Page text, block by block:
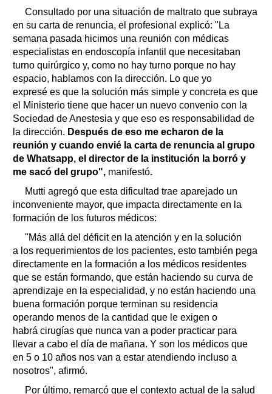
Consultado por una situación de maltrato que subraya
en su carta de renuncia, el profesional explicó: "La
semana pasada hicimos una reunión con médicas
especialistas en endoscopía infantil que necesitaban
turno quirúrgico y, como no hay turno porque no hay
espacio, hablamos con la dirección. Lo que yo
expresé es que la solución más simple y concreta es que
el Ministerio tiene que hacer un nuevo convenio con la
Sociedad de Anestesia y que eso es responsabilidad de
la dirección. Después de eso me echaron de la
reunión y cuando envié la carta de renuncia al grupo
de Whatsapp, el director de la institución la borró y
me sacó del grupo", manifestó.
Mutti agregó que esta dificultad trae aparejado un
inconveniente mayor, que impacta directamente en la
formación de los futuros médicos:
"Más allá del déficit en la atención y en la solución
a los requerimientos de los pacientes, esto también pega
directamente en la formación a los médicos residentes
que se están formando, que están haciendo su curva de
aprendizaje en la especialidad, y no están haciendo una
buena formación porque terminan su residencia
operando menos de la cantidad que le exigen o
habrá cirugías que nunca van a poder practicar para
llevar a cabo el día de mañana. Y son los médicos que
en 5 o 10 años nos van a estar atendiendo incluso a
nosotros", afirmó.
Por último, remarcó que el contexto actual de la salud